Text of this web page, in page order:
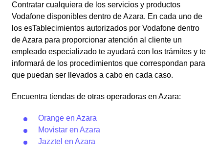
Contratar cualquiera de los servicios y productos
Vodafone disponibles dentro de Azara. En cada uno de
los esTablecimientos autorizados por Vodafone dentro
de Azara para proporcionar atención al cliente un
empleado especializado te ayudará con los trámites y te
informará de los procedimientos que correspondan para
que puedan ser llevados a cabo en cada caso.
Encuentra tiendas de otras operadoras en Azara:
Orange en Azara
Movistar en Azara
Jazztel en Azara